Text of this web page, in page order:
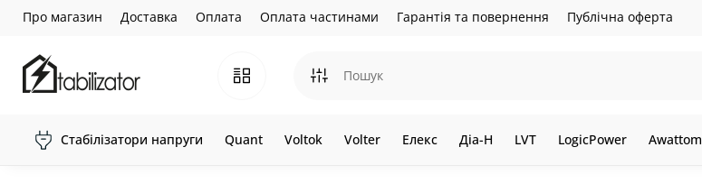
Про магазин Доставка Оплата Оплата частинами Гарантія та повернення Публічна оферта
Стабілізатори напруги Quant Voltok Volter Елекс Діа-Н LVT LogicPower Awattom